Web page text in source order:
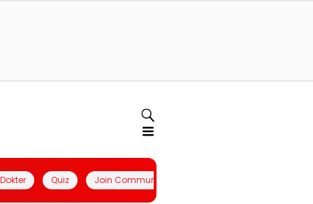
Quiz Join Community